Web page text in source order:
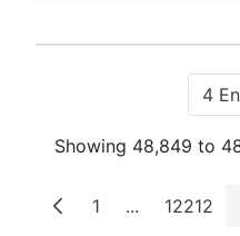
4
Showing 48,849 to
Page
1 ...Intermediate
Page
12212